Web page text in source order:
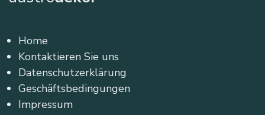
Home
Kontaktieren Sie uns
Datenschutzerklärung
Geschäftsbedingungen
Impressum